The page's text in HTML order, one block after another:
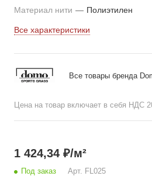
Материал нити — Полиэтилен
Все характеристики
Все товары бренда
Цена на товар включает в себя НДС
1 424,34 ₽/м²
Под заказ Арт. FL025